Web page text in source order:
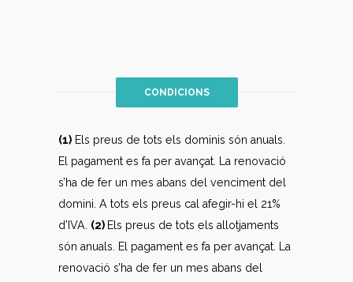
CONDICIONS
(1) Els preus de tots els dominis són anuals.
El pagament es fa per avançat. La renovació
s’ha de fer un mes abans del venciment del
domini. A tots els preus cal afegir-hi el 21%
d’IVA. (2) Els preus de tots els allotjaments
són anuals. El pagament es fa per avançat. La
renovació s’ha de fer un mes abans del